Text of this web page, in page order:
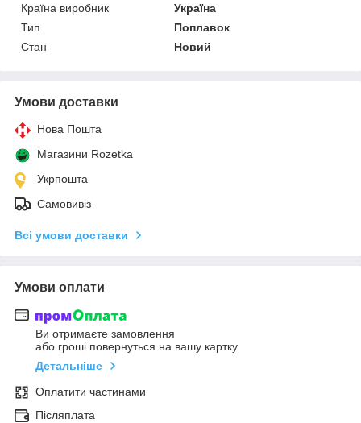
Країна виробник
Україна
Тип
Поплавок
Стан
Новий
Умови доставки
Нова Пошта
Магазини Rozetka
Укрпошта
Самовивіз
Всі умови доставки
Умови оплати
Ви отримаєте замовлення
або гроші повернуться на вашу картку
Детальніше
Оплатити частинами
Післяплата